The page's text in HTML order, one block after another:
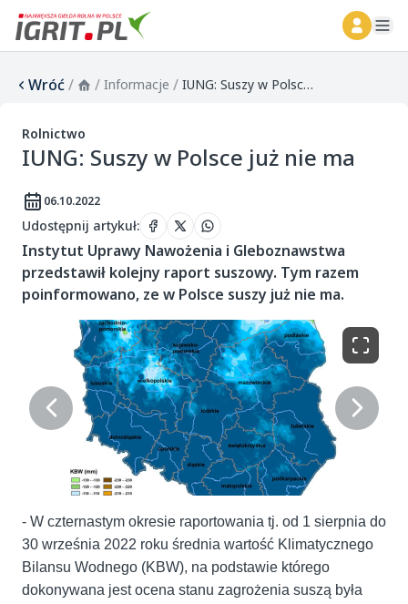
Wróć/ / Informacje / IUNG: Suszy w Polsce już nie ma
Rolnictwo
IUNG: Suszy w Polsce już nie ma
06.10.2022
Udostępnij artykuł:
Instytut Uprawy Nawożenia i Gleboznawstwa
przedstawił kolejny raport suszowy. Tym razem
poinformowano, ze w Polsce suszy już nie ma.
- W czternastym okresie raportowania tj. od 1 sierpnia do
30 września 2022 roku średnia wartość Klimatycznego
Bilansu Wodnego (KBW), na podstawie którego
dokonywana jest ocena stanu zagrożenia suszą była